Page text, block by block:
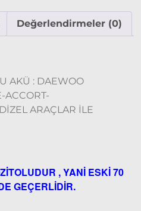
Değerlendirmeler (0)
AKÜ : DAEWOO
ACCORT-
ARAÇLAR İLE
, YANİ ESKİ 70
GEÇERLİDİR.